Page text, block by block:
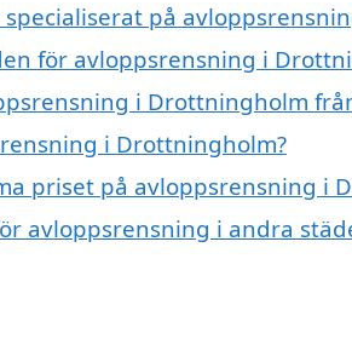
på
för avloppsrensning i
i Drottningholm
i Drottningholm?
priset på avloppsrensning i
avloppsrensning i andra